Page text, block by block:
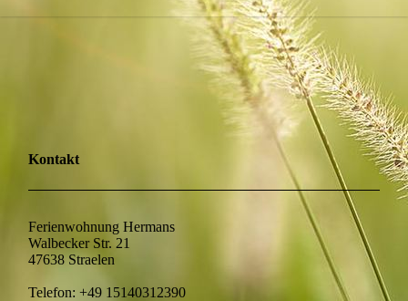
Kontakt
Ferienwohnung Hermans
Walbecker Str. 21
47638 Straelen
Telefon: +49 15140312390